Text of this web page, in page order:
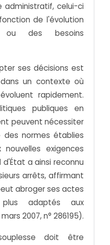
celui-ci
de l'évolution
ou des besoins
ses décisions est
un contexte où
rapidement.
publiques en
peuvent nécessiter
des normes établies
exigences
d'État a ainsi reconnu
arrêts, affirmant
abroger ses actes
adaptés aux
2007, n° 286195).
doit être